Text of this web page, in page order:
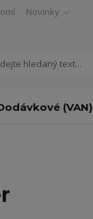
Novinky
(VAN)